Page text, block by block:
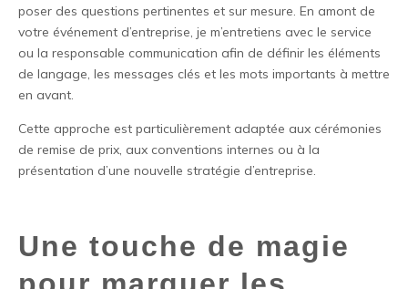
poser des questions pertinentes et sur mesure. En amont de
votre événement d’entreprise, je m’entretiens avec le service
ou la responsable communication afin de définir les éléments
de langage, les messages clés et les mots importants à mettre
en avant.
Cette approche est particulièrement adaptée aux cérémonies
de remise de prix, aux conventions internes ou à la
présentation d’une nouvelle stratégie d’entreprise.
Une touche de magie